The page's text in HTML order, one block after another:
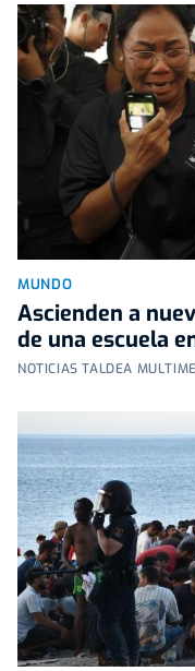
MUNDO
Ascienden a
de una escuela
NOTICIAS TALDEA